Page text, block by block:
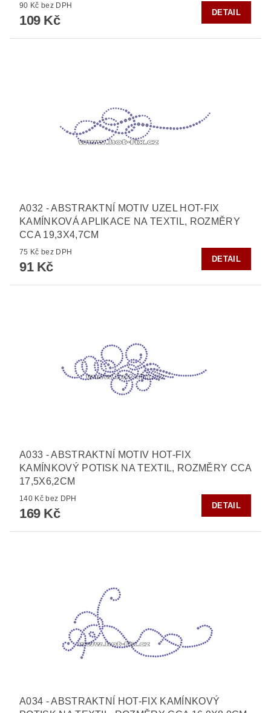
90 Kč bez DPH
109 Kč
DETAIL
A032 - ABSTRAKTNÍ MOTIV UZEL HOT-FIX
KAMÍNKOVÁ APLIKACE NA TEXTIL, ROZMĚRY
CCA 19,3X4,7CM
75 Kč bez DPH
91 Kč
DETAIL
A033 - ABSTRAKTNÍ MOTIV HOT-FIX
KAMÍNKOVÝ POTISK NA TEXTIL, ROZMĚRY CCA
17,5X6,2CM
140 Kč bez DPH
169 Kč
DETAIL
A034 - ABSTRAKTNÍ HOT-FIX KAMÍNKOVÝ